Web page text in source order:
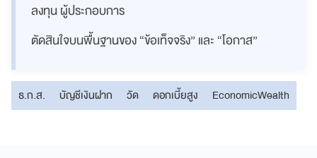
ลงทุน ผู้ประกอบการ
ตัดสินใจบนพื้นฐานของ “ข้อเท็จจริง” และ “โอกาส”
ธ.ก.ส. บัญชีเงินฝาก วัด ดอกเบี้ยสูง EconomicWealth